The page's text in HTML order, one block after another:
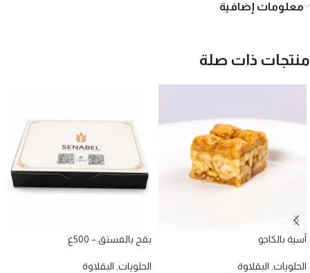
معلومات إضافية
منتجات ذات صلة
آسية بالكاجو
الحلويات, البقلاوة
بقج بالفستق – 500غ
الحلويات, البقلاوة